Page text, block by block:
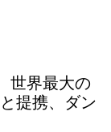
世界最大の
提携、ダン